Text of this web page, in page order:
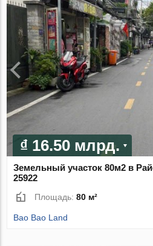
₫ 16.50 млрд.
Земельный участок 80м2 в
25922
Площадь:80 м²
Bao Bao Land